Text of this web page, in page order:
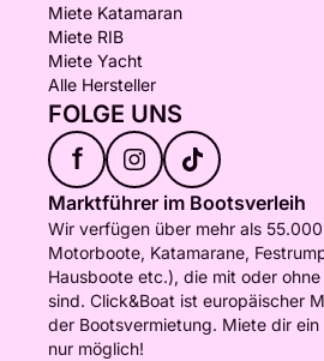
Miete Katamaran
Miete RIB
Miete Yacht
Alle Hersteller
FOLGE UNS
f
Marktführer im Bootsverleih
Wir verfügen über mehr als
Motorboote, Katamarane,
Hausboote etc.), die mit oder
sind. Click&Boat ist europäischer
der Bootsvermietung. Miete dir
nur möglich!